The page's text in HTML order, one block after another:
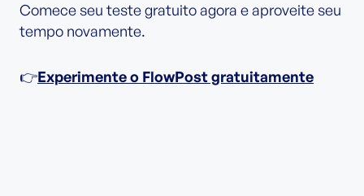
Comece seu teste gratuito agora e aproveite seu
tempo novamente.
👉Experimente o FlowPost gratuitamente